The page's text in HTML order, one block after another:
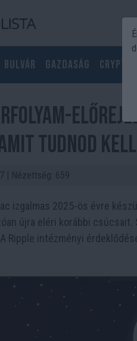
Bulvár Gazdaság Crypto
tudnod
| Nézettség: 659
izgalmas 2025-ös évre
újra eléri korábbi
Ripple intézményi